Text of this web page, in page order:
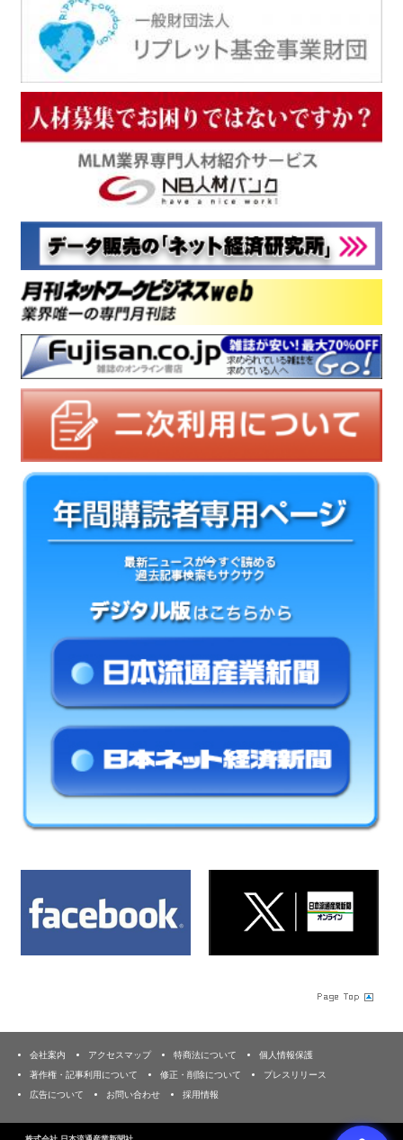
会社案内 アクセスマップ 特商法について
個人情報保護
著作権・記事利用について
修正・削除について
プレスリリース
広告について
お問い合わせ 採用情報